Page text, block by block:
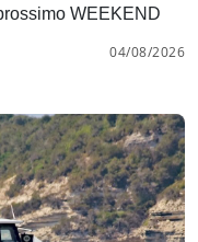
WEEKEND
04/08/2026